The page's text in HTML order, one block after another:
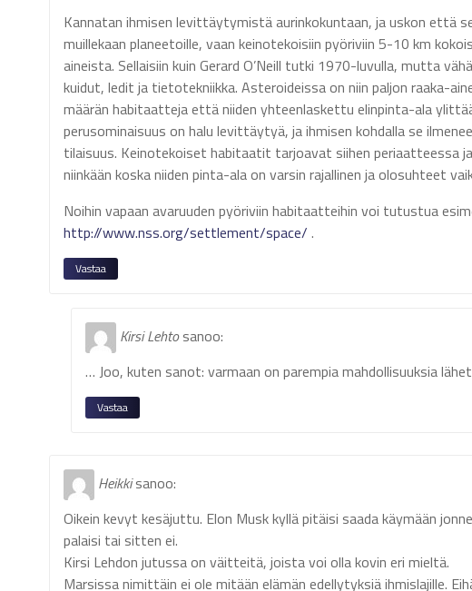
Kannatan ihmisen levittäytymistä aurinkokuntaan, ja uskon että
muillekaan planeetoille, vaan keinotekoisiin pyöriviin 5-10 km
aineista. Sellaisiin kuin Gerard O’Neill tutki 1970-luvulla, mutta
kuidut, ledit ja tietotekniikka. Asteroideissa on niin paljon raaka-
määrän habitaatteja että niiden yhteenlaskettu elinpinta-ala
perusominaisuus on halu levittäytyä, ja ihmisen kohdalla se
tilaisuus. Keinotekoiset habitaatit tarjoavat siihen periaatteessa
niinkään koska niiden pinta-ala on varsin rajallinen ja olosuhteet
Noihin vapaan avaruuden pyöriviin habitaatteihin voi tutustua
http://www.nss.org/settlement/space/ .
Vastaa
Kirsi Lehto sanoo:
… Joo, kuten sanot: varmaan on parempia mahdollisuuksia
Vastaa
Heikki sanoo:
Oikein kevyt kesäjuttu. Elon Musk kyllä pitäisi saada käymään
palaisi tai sitten ei.
Kirsi Lehdon jutussa on väitteitä, joista voi olla kovin eri mieltä.
Marsissa nimittäin ei ole mitään elämän edellytyksiä ihmislajille.